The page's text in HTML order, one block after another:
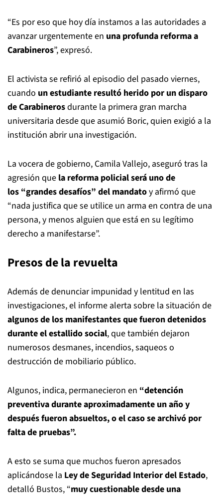
“Es por eso que hoy día instamos a las autoridades a
avanzar urgentemente en una profunda reforma a
Carabineros”, expresó.
El activista se refirió al episodio del pasado viernes,
cuando un estudiante resultó herido por un disparo
de Carabinerosdurante la primera gran marcha
universitaria desde que asumió Boric, quien exigió a la
institución abrir una investigación.
La vocera de gobierno, Camila Vallejo, aseguró tras la
agresión que la reforma policial será uno de
los “grandes desafíos” del mandatoy afirmó que
“nada justifica que se utilice un arma en contra de una
persona, y menos alguien que está en su legítimo
derecho a manifestarse”.
Presos de la revuelta
Además de denunciar impunidad y lentitud en las
investigaciones, el informe alerta sobre la situación de
algunos de los manifestantes que fueron detenidos
durante el estallido social, que también dejaron
numerosos desmanes, incendios, saqueos o
destrucción de mobiliario público.
Algunos, indica, permanecieron en “detención
preventiva durante aproximadamente un año y
después fueron absueltos, o el caso se archivó por
falta de pruebas”.
A esto se suma que muchos fueron apresados
aplicándose la Ley de Seguridad Interior del Estado,
detalló Bustos, “muy cuestionable desde una